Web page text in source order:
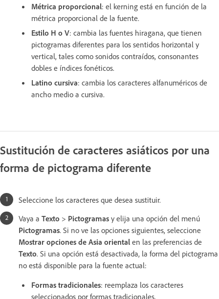
Métrica proporcional: el kerning está en función de la
métrica proporcional de la fuente.
Estilo H o V: cambia las fuentes hiragana, que tienen
pictogramas diferentes para los sentidos horizontal y
vertical, tales como sonidos contraídos, consonantes
dobles e índices fonéticos.
Latino cursiva: cambia los caracteres alfanuméricos de
ancho medio a cursiva.
Sustitución de caracteres asiáticos por una
forma de pictograma diferente
Seleccione los caracteres que desea sustituir.
Vaya a Texto > Pictogramas y elija una opción del menú
Pictogramas. Si no ve las opciones siguientes, seleccione
Mostrar opciones de Asia oriental en las preferencias de
Texto. Si una opción está desactivada, la forma del pictograma
no está disponible para la fuente actual:
Formas tradicionales: reemplaza los caracteres
seleccionados por formas tradicionales.